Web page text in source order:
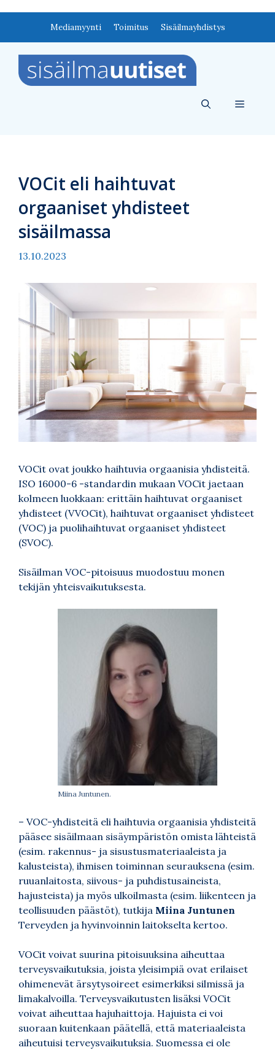
Mediamyynti Toimitus Sisäilmayhdistys
Valikko
VOCit eli haihtuvat
orgaaniset yhdisteet
sisäilmassa
13.10.2023
VOCit ovat joukko haihtuvia orgaanisia yhdisteitä.
ISO 16000-6 -standardin mukaan VOCit jaetaan
kolmeen luokkaan: erittäin haihtuvat orgaaniset
yhdisteet (VVOCit), haihtuvat orgaaniset yhdisteet
(VOC) ja puolihaihtuvat orgaaniset yhdisteet
(SVOC).
Sisäilman VOC-pitoisuus muodostuu monen
tekijän yhteisvaikutuksesta.
Miina Juntunen.
– VOC-yhdisteitä eli haihtuvia orgaanisia yhdisteitä
pääsee sisäilmaan sisäympäristön omista lähteistä
(esim. rakennus- ja sisustusmateriaaleista ja
kalusteista), ihmisen toiminnan seurauksena (esim.
ruuanlaitosta, siivous- ja puhdistusaineista,
hajusteista) ja myös ulkoilmasta (esim. liikenteen ja
teollisuuden päästöt), tutkija Miina Juntunen
Terveyden ja hyvinvoinnin laitokselta kertoo.
VOCit voivat suurina pitoisuuksina aiheuttaa
terveysvaikutuksia, joista yleisimpiä ovat erilaiset
ohimenevät ärsytysoireet esimerkiksi silmissä ja
limakalvoilla. Terveysvaikutusten lisäksi VOCit
voivat aiheuttaa hajuhaittoja. Hajuista ei voi
suoraan kuitenkaan päätellä, että materiaaleista
aiheutuisi terveysvaikutuksia. Suomessa ei ole